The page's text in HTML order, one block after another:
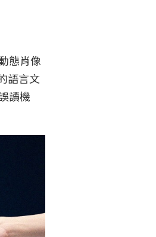
態肖像
語言文
讀機